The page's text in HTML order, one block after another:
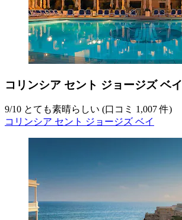
コリンシア セント ジョージズ ベイ
9/10 とても素晴らしい (口コミ 1,007 件)
コリンシア セント ジョージズ ベイ